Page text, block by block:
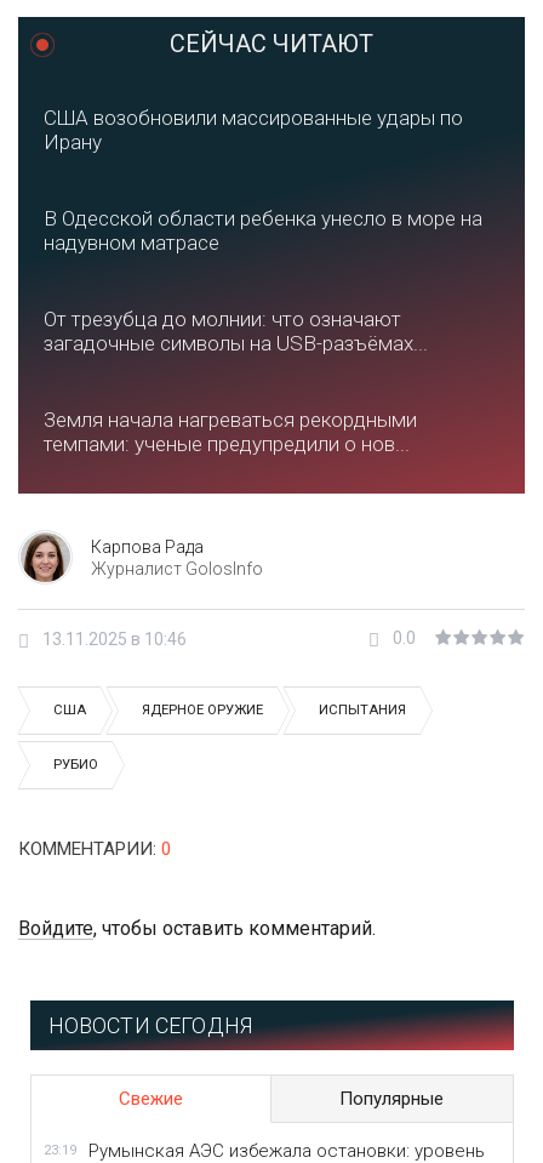
СЕЙЧАС ЧИТАЮТ
США возобновили массированные удары по
Ирану
В Одесской области ребенка унесло в море на
надувном матрасе
От трезубца до молнии: что означают
загадочные символы на USB-разъёмах...
Земля начала нагреваться рекордными
темпами: ученые предупредили о нов...
Карпова Рада
Журналист GolosInfo
13.11.2025 в 10:46 0.0
США ЯДЕРНОЕ ОРУЖИЕ ИСПЫТАНИЯ
РУБИО
КОММЕНТАРИИ: 0
Войдите, чтобы оставить комментарий.
НОВОСТИ СЕГОДНЯ
Свежие Популярные
23:19
Румынская АЭС избежала остановки: уровень